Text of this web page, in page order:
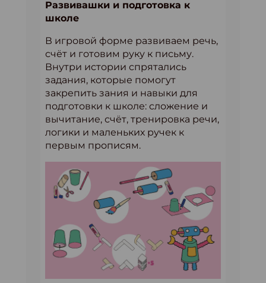
Развивашки и подготовка к
школе
В игровой форме развиваем речь,
счёт и готовим руку к письму.
Внутри истории спрятались
задания, которые помогут
закрепить зания и навыки для
подготовки к школе: сложение и
вычитание, счёт, тренировка речи,
логики и маленьких ручек к
первым прописям.